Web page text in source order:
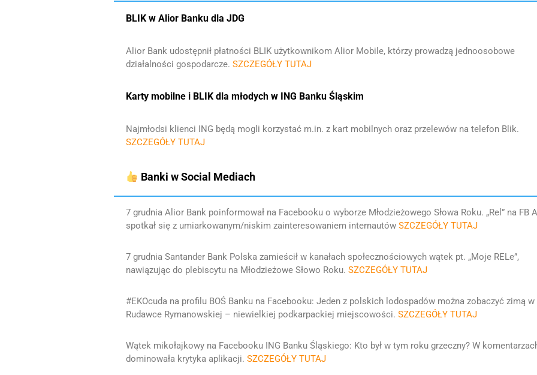
BLIK w Alior Banku dla JDG
Alior Bank udostępnił płatności BLIK użytkownikom Alior Mobile, którzy prowadzą jednoosobowe
działalności gospodarcze. SZCZEGÓŁY TUTAJ
Karty mobilne i BLIK dla młodych w ING Banku Śląskim
Najmłodsi klienci ING będą mogli korzystać m.in. z kart mobilnych oraz przelewów na telefon Blik.
SZCZEGÓŁY TUTAJ
Banki w Social Mediach
7 grudnia Alior Bank poinformował na Facebooku o wyborze Młodzieżowego Słowa Roku. „Rel” na FB
spotkał się z umiarkowanym/niskim zainteresowaniem internautów SZCZEGÓŁY TUTAJ
7 grudnia Santander Bank Polska zamieścił w kanałach społecznościowych wątek pt. „Moje RELe”,
nawiązując do plebiscytu na Młodzieżowe Słowo Roku. SZCZEGÓŁY TUTAJ
#EKOcuda na profilu BOŚ Banku na Facebooku: Jeden z polskich lodospadów można zobaczyć zimą w
Rudawce Rymanowskiej – niewielkiej podkarpackiej miejscowości. SZCZEGÓŁY TUTAJ
Wątek mikołajkowy na Facebooku ING Banku Śląskiego: Kto był w tym roku grzeczny? W
dominowała krytyka aplikacji. SZCZEGÓŁY TUTAJ